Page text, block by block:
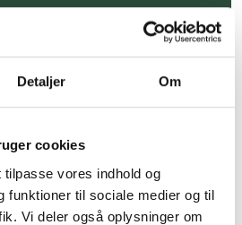
Detaljer Om
cookies
vores indhold og
funktioner til sociale medier og til
Vi deler også oplysninger om
til din webordre
(30 min. i Kbh)
via GLS, og DAO
priser*
ikke ernæringsprodukter.